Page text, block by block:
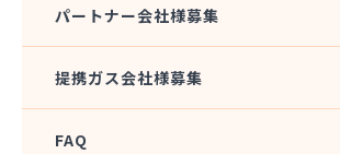
株式会社加藤ガス設備
株式会社角屋
株式会社菊屋住宅設備
株式会社久光
パートナー会社様募集
提携ガス会社様募集
FAQ